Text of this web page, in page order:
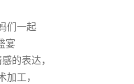
们一起
宴
的表达，
工，